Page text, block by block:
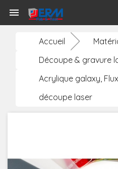

Accueil
Découpe & gravure
Acrylique galaxy,
découpe laser